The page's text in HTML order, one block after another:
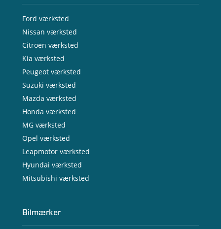
Ford værksted
Nissan værksted
Citroën værksted
Kia værksted
Peugeot værksted
Suzuki værksted
Mazda værksted
Honda værksted
MG værksted
Opel værksted
Leapmotor værksted
Hyundai værksted
Mitsubishi værksted
Bilmærker